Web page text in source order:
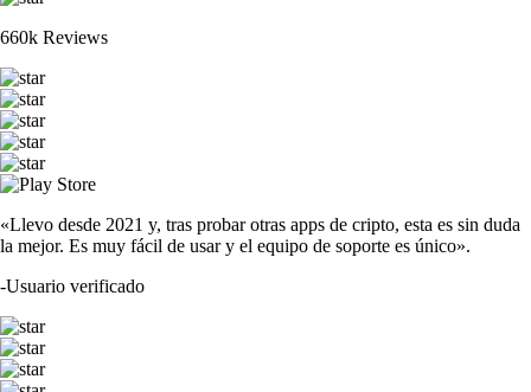
660k Reviews
«Llevo desde 2021 y, tras probar otras apps de cripto, esta es sin duda
la mejor. Es muy fácil de usar y el equipo de soporte es único».
-Usuario verificado